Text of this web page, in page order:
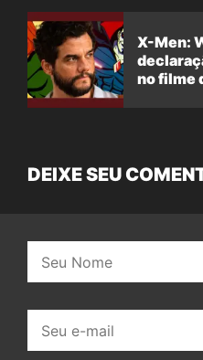
X-Men:
no filme
DEIXE SEU
mail: